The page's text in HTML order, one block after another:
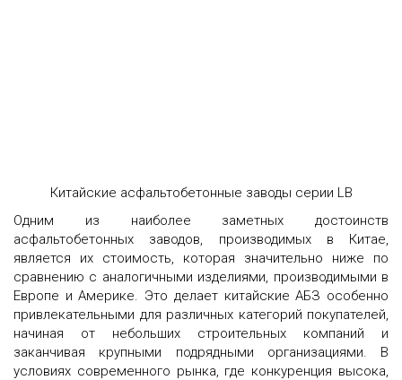
Китайские асфальтобетонные заводы серии LB
Одним из наиболее заметных достоинств
асфальтобетонных заводов, производимых в Китае,
является их стоимость, которая значительно ниже по
сравнению с аналогичными изделиями, производимыми в
Европе и Америке. Это делает китайские АБЗ особенно
привлекательными для различных категорий покупателей,
начиная от небольших строительных компаний и
заканчивая крупными подрядными организациями. В
условиях современного рынка, где конкуренция высока,